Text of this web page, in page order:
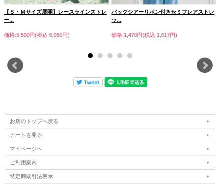
【Ｓ・Ｍサイズ展開】レースラインストレ
ー...
価格:5,500円(税込 6,050円)
バックシアーリボン付きセミフレアストレ
ッ...
価格:1,470円(税込 1,617円)
お店のトップへ戻る
カートを見る
マイページへ
ご利用案内
特定商取引法表示